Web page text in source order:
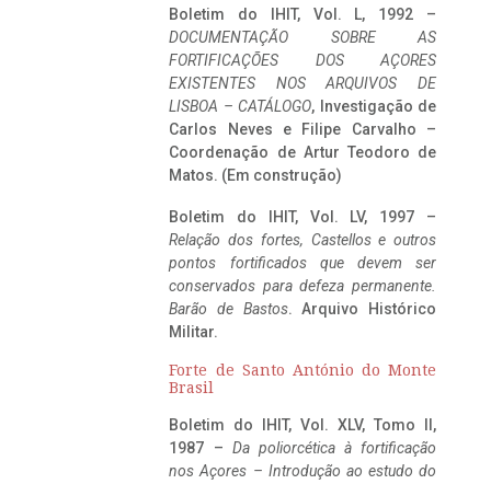
Boletim do IHIT, Vol. L, 1992 –
DOCUMENTAÇÃO SOBRE AS
FORTIFICAÇÕES DOS AÇORES
EXISTENTES NOS ARQUIVOS DE
LISBOA – CATÁLOGO, Investigação de
Carlos Neves e Filipe Carvalho –
Coordenação de Artur Teodoro de
Matos. (Em construção)
Boletim do IHIT, Vol. LV, 1997 –
Relação dos fortes, Castellos e outros
pontos fortificados que devem ser
conservados para defeza permanente.
Barão de Bastos. Arquivo Histórico
Militar.
Forte de Santo António do Monte
Brasil
Boletim do IHIT, Vol. XLV, Tomo II,
1987 – Da poliorcética à fortificação
nos Açores – Introdução ao estudo do